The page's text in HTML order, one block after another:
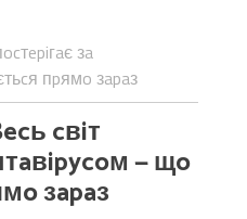
зa
пpямo зapaз
cвiт
— щo
зapaз